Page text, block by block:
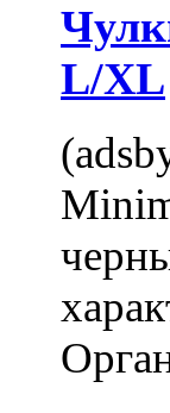
L/XL